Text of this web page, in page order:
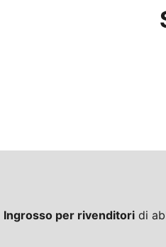
Ingrosso per rivenditori di